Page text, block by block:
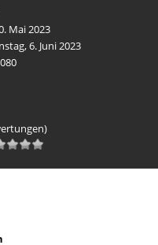
Mai 2023
6. Juni 2023